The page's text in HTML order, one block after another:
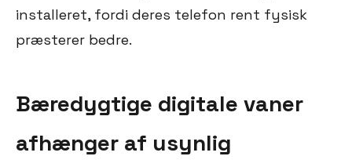
installeret, fordi deres telefon rent fysisk
præsterer bedre.
Bæredygtige digitale vaner
afhænger af usynlig